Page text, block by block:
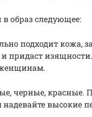
образ следующее:
подходит кожа,
придаст
черные, красные.
надевайте высокие